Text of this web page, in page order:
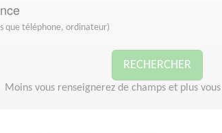
que téléphone, ordinateur)
RECHERCHER
Moins vous renseignerez de champs et plus